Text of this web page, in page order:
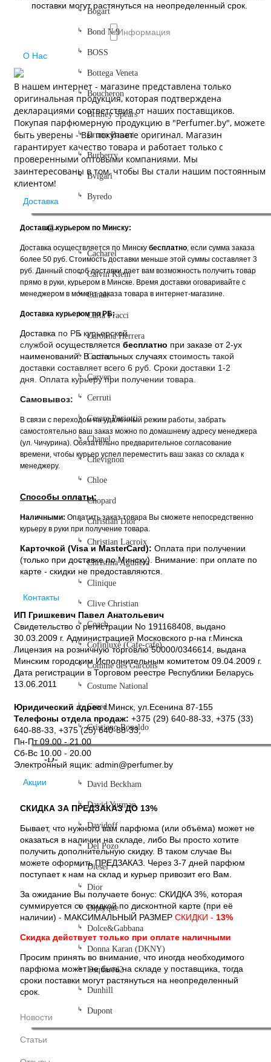
поставки могут растянуться на неопределенный срок.
Информация
О Нас
В нашем интернет - магазине представлена только
оригинальная продукция, которая подтверждена
декларациями соответствия от наших поставщиков.
Покупая парфюмерную продукцию в "Perfumer.by", можете
быть уверены - Вы покупаете оригинал. Магазин
гарантирует качество товара и работает только с
проверенными оптовыми компаниями. Мы
заинтересованы в том, чтобы Вы стали нашим постоянным
клиентом!
Доставка
Доставка курьером по Минску:
Доставка осуществляется по Минску бесплатно, если сумма заказа
более 50 руб. Стоимость доставки меньше этой суммы составляет 3
руб. Данный способ доставки дает вам возможность получить товар
прямо в руки, курьером в Минске. Время доставки оговаривайте с
менеджером в момент заказа товара в интернет-магазине.
Доставка курьером по РБ:
Доставка по РБ курьерской
службой осуществляется бесплатно при заказе от 2-ух
наименований. В остальных случаях стоимость такой
доставки составляет всего 6 руб. Сроки доставки 1-2
дня. Оплата курьеру при получении товара.
Самовывоз:
В связи с переходом на удалённый режим работы, забрать
самостоятельно ваш заказ можно по домашнему адресу менеджера
(ул. Чичурина). Обязательно предварительное согласование
времени, чтобы курьер успел переместить ваш заказ со склада к
менеджеру.
Способы оплаты:
Наличными: Оплатить заказ товара Вы сможете непосредственно
курьеру в руки при получение товара.
Карточкой (Visa и MasterCard): Оплата при получении
(только при доставке по Минску). Внимание: при оплате по
карте - скидки не предоставляются.
Контакты
ИП Гришкевич Павел Анатольевич
Свидетельство о регистрации No 191168408, выдано
30.03.2009 г. Администрацией Московского р-на г.Минска
Лицензия на розничную торговлю 50000/0346614, выдана
Минским городским Исполнительным комитетом 09.04.2009 г.
Дата регистрации в Торговом реестре Республики Беларусь
13.06.2011
Юридический адресг.Минск, ул.Есенина 87-155
Телефоны отдела продаж: +375 (29) 640-88-33, +375 (33)
640-88-33, +375 (25) 640-88-33,
Пн-Пт 09.00 - 21.00
Сб-Вс 10.00 - 20.00
Электронный ящик: admin@perfumer.by
Акции
СКИДКА ЗА ПРЕДЗАКАЗ ДО 13%
Бывает, что нужного вам парфюма (или объёма) может не
оказаться в наличии на складе, либо Вы просто хотите
получить дополнительную скидку. В таком случае Вы
можете оформить ПРЕДЗАКАЗ. Через 3-7 дней парфюм
поступает к нам на склад и курьер привозит его Вам.
За ожидание Вы получаете бонус: СКИДКА 3%, которая
суммируется со скидкой по дисконтной карте (при её
наличии) - МАКСИМАЛЬНЫЙ РАЗМЕР СКИДКИ - 13%
Скидка действует только при оплате наличными
Просим принять во внимание, что иногда необходимого
парфюма может не быть на складе у поставщика, тогда
сроки поставки могут растянуться на неопределенный
срок.
Новости
Статьи
Bogart
Bond №9
BOSS
Bottega Veneta
Boucheron
Britney Spears
Bruno Banani
Burberry
Bvlgari
Byredo
-C-
Cacharel
Calvin Klein
Canali
Carla Fracci
Carolina Herrera
Cartier
Carven
Cerruti
Cesare Paciotti
Chanel
Chevignon
Chloe
Chopard
Christian Dior
Christian Lacroix
Christina Aguilera
Clinique
Clive Christian
Coach
Cofinluxe (Cafe-cafe)
Comme des Garcons
Costume National
Creed
Cristiano Ronaldo
-D-
David Beckham
David Yurman
Davidoff
Del Pozo
Diesel
Dior
Diptyque
Dolce&Gabbana
Donna Karan (DKNY)
Dsquared2
Dunhill
Dupont